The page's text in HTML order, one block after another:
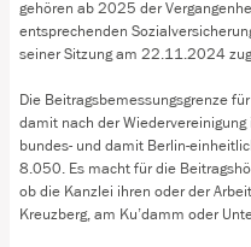
gehören ab 2025 der
entsprechenden
seiner Sitzung am 22.11.2024
Die Beitragsbemessungsgrenze
damit nach der
bundes- und damit Berlin-
8.050. Es macht für die
ob die Kanzlei ihren oder der
Kreuzberg, am Ku’damm oder